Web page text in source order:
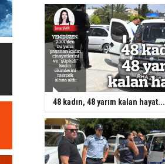
48 kadın, 48 yarım kalan hayat...